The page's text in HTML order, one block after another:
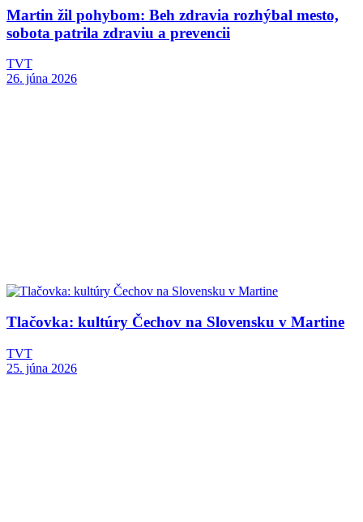
Martin žil pohybom: Beh zdravia rozhýbal mesto,
sobota patrila zdraviu a prevencii
TVT
26. júna 2026
Tlačovka: kultúry Čechov na Slovensku v Martine
TVT
25. júna 2026